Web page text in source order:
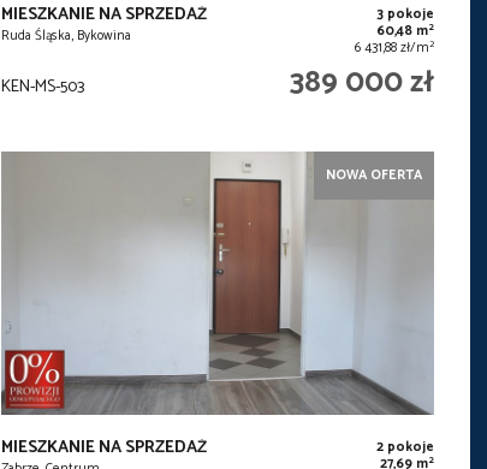
MIESZKANIE NA SPRZEDAŻ
Ruda Śląska, Bykowina
3 pokoje
60,48 m2
6 431,88 zł/m2
KEN-MS-503 389 000 zł
NOWA OFERTA
MIESZKANIE NA SPRZEDAŻ 2 pokoje
27,69 m2